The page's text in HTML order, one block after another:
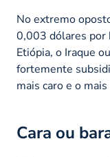
No extremo
0,003 dólares por
Etiópia, o Iraque
fortemente
mais caro e o
Cara ou